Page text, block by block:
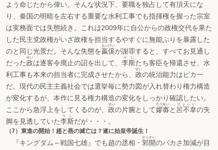
よう命じたから偉い。そんな状況下、要職を独占して有頂天にな
り、秦国の明暗を左右する重要な水利工事でも指揮権を握った宗室
は実務面では失態続き。これは2009年に自公からの政権交代を果た
した民主党政権がいざ政権を担当するやすぐに無能ぶりを暴露した
のと同じ光景だ。そんな失態を嬴傒
えいけい
が謝罪すると、すべてお見通し
だった政
せい
は逐客令廃止の詔を出して、 李斯
りし
たち客臣を帰還させ、水
利工事も本来の担当者に完成させたから、 政
せい
の統治能力はピカ一
だ。現代の民主主義社会では選挙毎に勢力図が入れ替わり権力構造
が変化するが、本作に見る権力構造の変化をしっかり確認したい。
ここから急浮上をしてくるのが、 政
せい
の片腕として嫪毐
ろうあい
と 呂不韋
りょふい
の失
脚を見透していた李斯
りし
だが・・・。
（7）東進の開始！趙と燕の滅亡は？遂に始皇帝誕生！
『キングダム～戦国七雄』でも趙の丞相・ 郭開
かくかい
のバカさ加減が目